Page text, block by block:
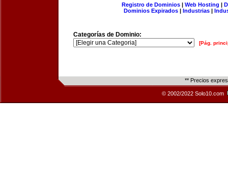
Registro de Dominios| Web Hosting |
Dominios Expirados | Industrias |
Categorías de Dominio:
[Pág.
** Precios
© 2002/2022 Solo10.com